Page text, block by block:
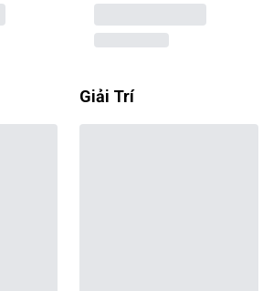
Giải Trí